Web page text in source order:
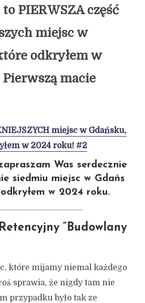
PIERWSZA część
miejsc w
odkryłem w
macie
miejsc w Gdańsku,
w 2024 roku! #2
Was serdecznie
siedmiu miejsc w Gdańs
w 2024 roku.
“Budowlany
które mijamy niemal każdego
sprawia, że nigdy tam nie
przypadku było tak ze